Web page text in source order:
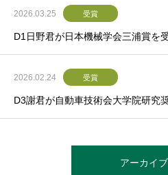
2026.03.25 受賞
D1日野君が日本機械学会三浦賞を
2026.02.24 受賞
D3謝君が自動車技術会大学院研究
アーカイ